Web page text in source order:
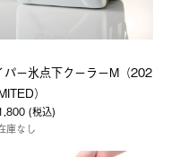
パー氷点下クーラーM（202
）
(税込)
庫なし